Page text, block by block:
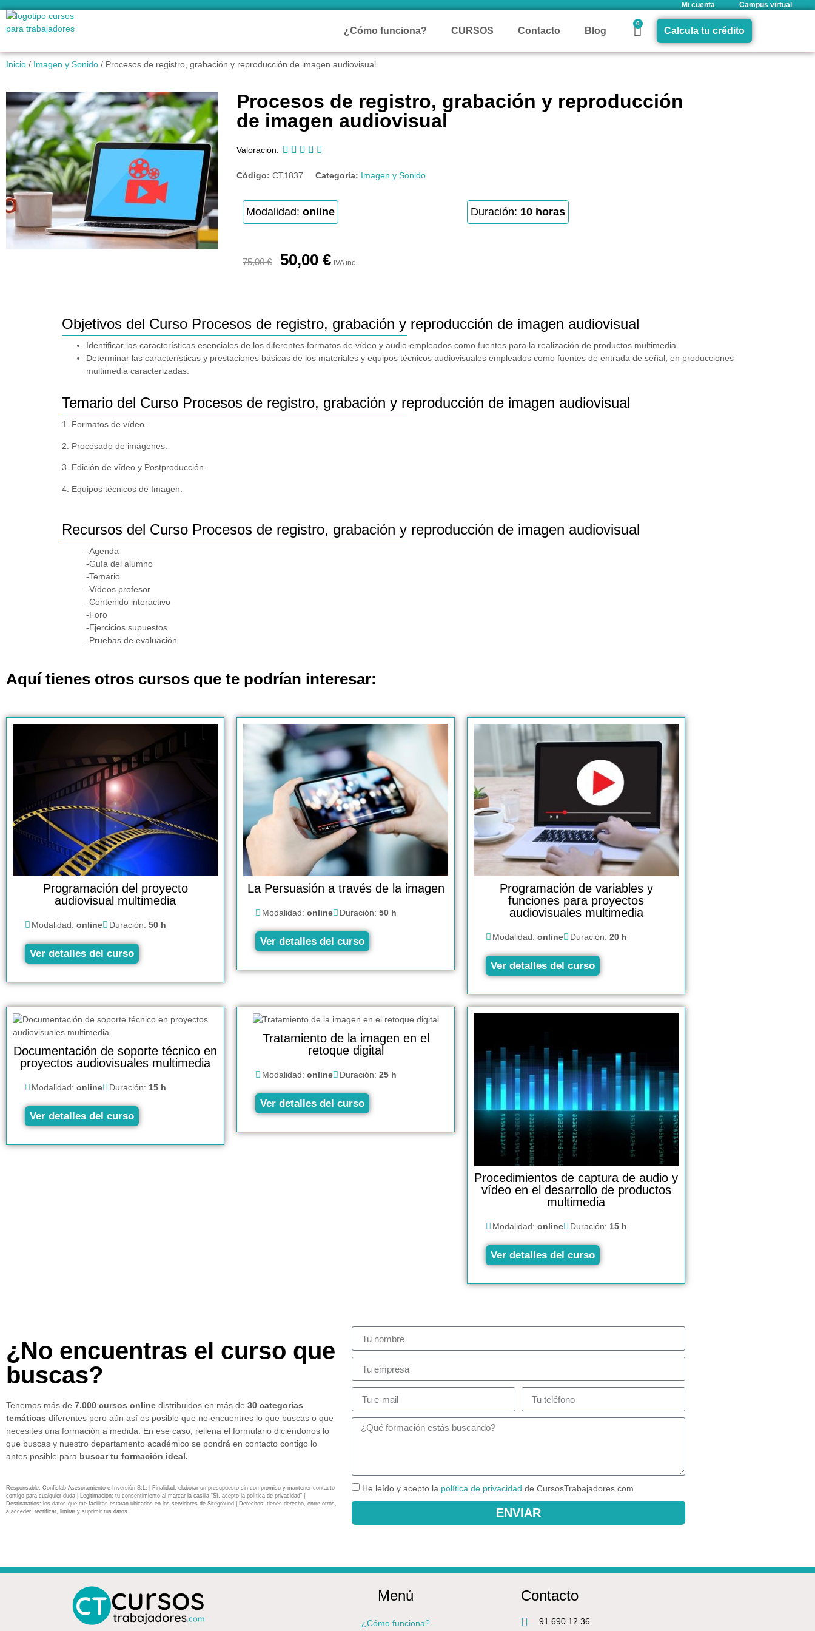
Mi cuenta Campus virtual
¿Cómo funciona? CURSOS Contacto Blog
0
Calcula tu crédito
Inicio / Imagen y Sonido / Procesos de registro, grabación y reproducción de imagen audiovisual
Procesos de registro, grabación y reproducción
de imagen audiovisual
Valoración:     
Código: CT1837 Categoría: Imagen y Sonido
Modalidad: online Duración: 10 horas
75,00€ 50,00 € IVA inc.
Objetivos del Curso Procesos de registro, grabación y reproducción de imagen audiovisual
Identificar las características esenciales de los diferentes formatos de vídeo y audio empleados como fuentes para la realización de productos multimedia
Determinar las características y prestaciones básicas de los materiales y equipos técnicos audiovisuales empleados como fuentes de entrada de señal, en producciones
multimedia caracterizadas.
Temario del Curso Procesos de registro, grabación y reproducción de imagen audiovisual
1. Formatos de vídeo.
2. Procesado de imágenes.
3. Edición de vídeo y Postproducción.
4. Equipos técnicos de Imagen.
Recursos del Curso Procesos de registro, grabación y reproducción de imagen audiovisual
-Agenda
-Guía del alumno
-Temario
-Vídeos profesor
-Contenido interactivo
-Foro
-Ejercicios supuestos
-Pruebas de evaluación
Aquí tienes otros cursos que te podrían interesar:
Programación del proyecto
audiovisual multimedia
Modalidad: online Duración: 50 h
Ver detalles del curso
La Persuasión a través de la imagen
Modalidad: online Duración: 50 h
Ver detalles del curso
Programación de variables y
funciones para proyectos
audiovisuales multimedia
Modalidad: online Duración: 20 h
Ver detalles del curso
Documentación de soporte técnico en
proyectos audiovisuales multimedia
Modalidad: online Duración: 15 h
Ver detalles del curso
Tratamiento de la imagen en el
retoque digital
Modalidad: online Duración: 25 h
Ver detalles del curso
Procedimientos de captura de audio y
vídeo en el desarrollo de productos
multimedia
Modalidad: online Duración: 15 h
Ver detalles del curso
¿No encuentras el curso que
buscas?
Tenemos más de 7.000 cursos online distribuidos en más de 30 categorías
temáticas diferentes pero aún así es posible que no encuentres lo que buscas o que
necesites una formación a medida. En ese caso, rellena el formulario diciéndonos lo
que buscas y nuestro departamento académico se pondrá en contacto contigo lo
antes posible para buscar tu formación ideal.
Responsable: Confislab Asesoramiento e Inversión S.L. | Finalidad: elaborar un presupuesto sin compromiso y mantener contacto
contigo para cualquier duda | Legitimación: tu consentimiento al marcar la casilla “Sí, acepto la política de privacidad” |
Destinatarios: los datos que me facilitas estarán ubicados en los servidores de Siteground | Derechos: tienes derecho, entre otros,
a acceder, rectificar, limitar y suprimir tus datos.
He leído y acepto la política de privacidad de CursosTrabajadores.com
ENVIAR
Menú
¿Cómo funciona?
Contacto
91 690 12 36